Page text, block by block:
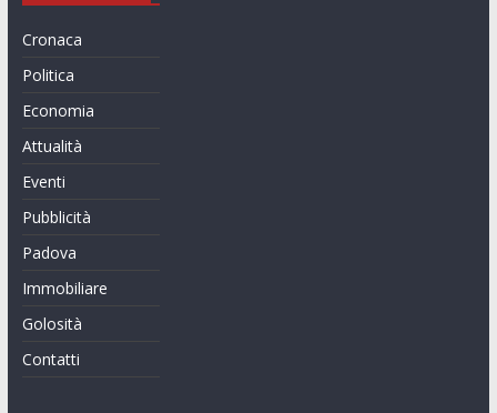
Cronaca
Politica
Economia
Attualità
Eventi
Pubblicità
Padova
Immobiliare
Golosità
Contatti